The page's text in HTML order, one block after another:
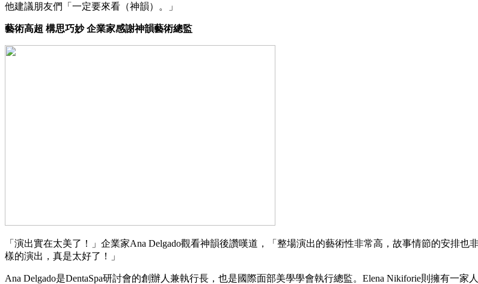
他建議朋友們「一定要來看（神韻）。」
藝術高超 構思巧妙 企業家感謝神韻藝術總監
「演出實在太美了！」企業家Ana Delgado觀看神韻後讚嘆道，「整場演出的藝術性非常高，故事情節的安排
樣的演出，真是太好了！」
Ana Delgado是DentaSpa研討會的創辦人兼執行長，也是國際面部美學學會執行總監。Elena Nikiforie則擁有一家